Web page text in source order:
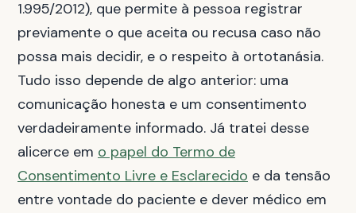
1.995/2012), que permite à pessoa registrar
previamente o que aceita ou recusa caso não
possa mais decidir, e o respeito à ortotanásia.
Tudo isso depende de algo anterior: uma
comunicação honesta e um consentimento
verdadeiramente informado. Já tratei desse
alicerce em o papel do Termo de
Consentimento Livre e Esclarecido e da tensão
entre vontade do paciente e dever médico em